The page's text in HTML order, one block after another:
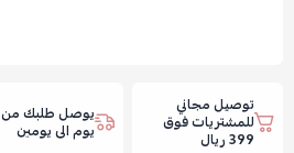
توصيل مجاني
للمشتريات فوق
399 ريال
يوصل طلبك من
يوم الى يومين